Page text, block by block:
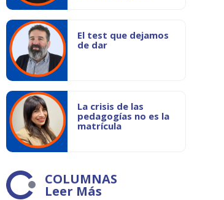
El test que dejamos
de dar
La crisis de las
pedagogías no es la
matrícula
COLUMNAS
Leer Más